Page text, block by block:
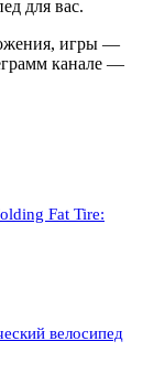
для вас.
игры —
канале —
Fat Tire:
велосипед